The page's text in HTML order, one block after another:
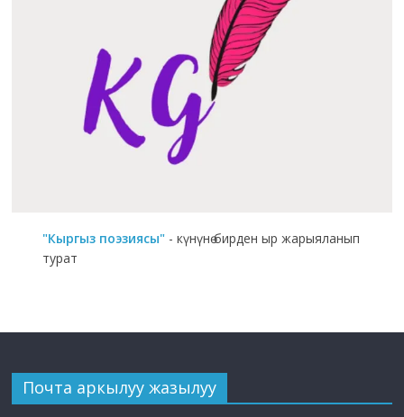
"Кыргыз поэзиясы" - күнүнө бирден ыр жарыяланып
турат
Почта аркылуу жазылуу